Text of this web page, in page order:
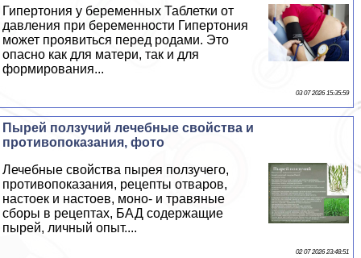
Гипертония у беременных Таблетки от
давления при беременности Гипертония
может проявиться перед родами. Это
опасно как для матери, так и для
формирования...
03 07 2026 15:35:59
Пырей ползучий лечебные свойства и
противопоказания, фото
Лечебные свойства пырея ползучего,
противопоказания, рецепты отваров,
настоек и настоев, моно- и травяные
сборы в рецептах, БАД содержащие
пырей, личный опыт....
02 07 2026 23:48:51